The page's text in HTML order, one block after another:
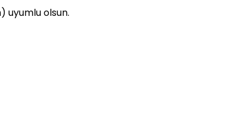
uyumlu olsun.